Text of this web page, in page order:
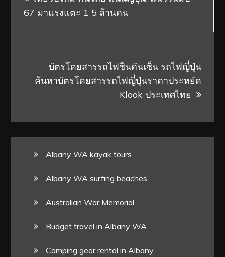
navigation
67 มาแรงแตะ 1 5 ล้านคน
บัตรโดยสารรถไฟชินคันเซ็น รถไฟญี่ปุ่น
ค้นหาบัตรโดยสารรถไฟญี่ปุ่นราคาประหยัด
Klook ประเทศไทย
Albany WA kayak tours
Albany WA surfing beaches
Australian War Memorial
Budget travel in Albany WA
Camping gear rental in Albany